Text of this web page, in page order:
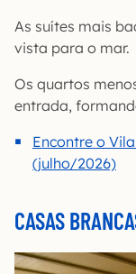
As suítes mais
vista para o mar.
Os quartos
entrada,
Encontre o
(julho/2026)
CASAS